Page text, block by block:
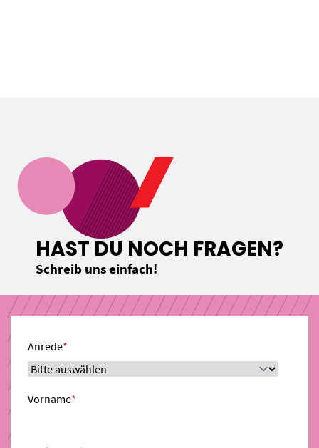
HAST DU NOCH FRAGEN?
Schreib uns einfach!
Anrede*
Vorname*